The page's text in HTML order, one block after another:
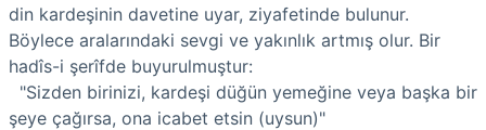
din kardeşinin davetine uyar, ziyafetinde bulunur.
Böylece aralarındaki sevgi ve yakınlık artmış olur. Bir
hadîs-i şerîfde buyurulmuştur:
"Sizden birinizi, kardeşi düğün yemeğine veya başka bir
şeye çağırsa, ona icabet etsin (uysun)"